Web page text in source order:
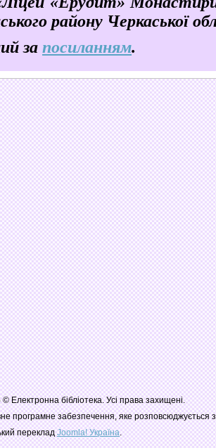
району Черкаської
за посиланням.
Електронна бібліотека. Усі права захищені.
програмне забезпечення, яке розповсюджується
перекладJoomla! Україна.